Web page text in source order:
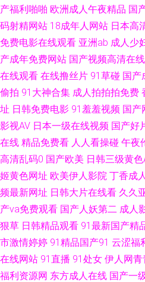
文学日韩 日韩三级aa 97在线超碰丝袜
国产v网站 欧美极品视频 午夜福利在线
桃播 豆花av在线 伦理片一二三 91黄在
91视频综合区 国产17页 美女人人操 无
最新网址 国产精品久久 尤物色情 九九
综合色 日韩在线97 91手机小视频 高清
站 老司机福利社区 91抠逼 国产精品爽爽
波多野快播 黄色视频网站链接 日本女人
产福利啪啪 欧洲成人午夜精品 国
码射精网站 18成年人网站 日本高
免费电影在线观看 亚洲ab 成人少
产成年免费网站 国产视频高清在线
在线观看 在线撸丝片 91草碰 国产
偷拍 91大神合集 成人拍拍拍免费
址 日韩免费电影 91羞羞视频 国产
影视AV 日本一级在线视频 国产好
在线 精品免费看 人人看操碰 午夜
高清乱码0 国产欧美 日韩三级黄
姬黄色网址 欧美伊人影院 丁香成
频最新网址 日韩大片在线看 久久
产va免费观看 国产人妖第二 成人
狠草 日韩精品观看 91最新国产精
市激情婷婷 91精品国产91 云涩福
在线网站 91直播 91处女 伊人网青
福利资源网 东方成人在线 国产一